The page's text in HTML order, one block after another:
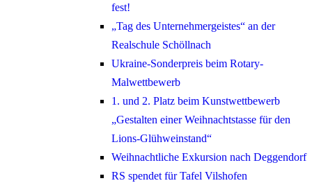
fest!
„Tag des Unternehmergeistes“ an der
Realschule Schöllnach
Ukraine-Sonderpreis beim Rotary-
Malwettbewerb
1. und 2. Platz beim Kunstwettbewerb
„Gestalten einer Weihnachtstasse für den
Lions-Glühweinstand“
Weihnachtliche Exkursion nach Deggendorf
RS spendet für Tafel Vilshofen